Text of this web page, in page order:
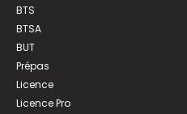
BTS
BTSA
BUT
Prépas
Licence
Licence Pro